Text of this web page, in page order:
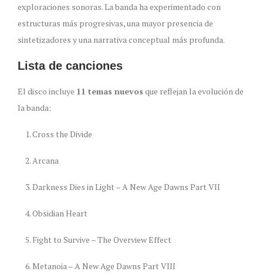
exploraciones sonoras. La banda ha experimentado con
estructuras más progresivas, una mayor presencia de
sintetizadores y una narrativa conceptual más profunda.
Lista de canciones
El disco incluye 11 temas nuevos que reflejan la evolución de
la banda:
Cross the Divide
Arcana
Darkness Dies in Light – A New Age Dawns Part VII
Obsidian Heart
Fight to Survive – The Overview Effect
Metanoia – A New Age Dawns Part VIII